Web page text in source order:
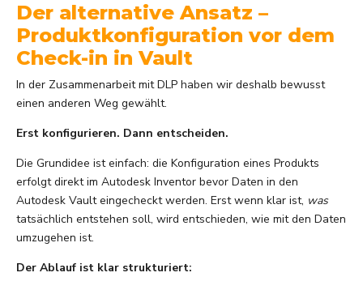
Der alternative Ansatz –
Produktkonfiguration vor dem
Check-in in Vault
In der Zusammenarbeit mit DLP haben wir deshalb bewusst
einen anderen Weg gewählt.
Erst konfigurieren. Dann entscheiden.
Die Grundidee ist einfach: die Konfiguration eines Produkts
erfolgt direkt im Autodesk Inventor bevor Daten in den
Autodesk Vault eingecheckt werden. Erst wenn klar ist, was
tatsächlich entstehen soll, wird entschieden, wie mit den Daten
umzugehen ist.
Der Ablauf ist klar strukturiert: